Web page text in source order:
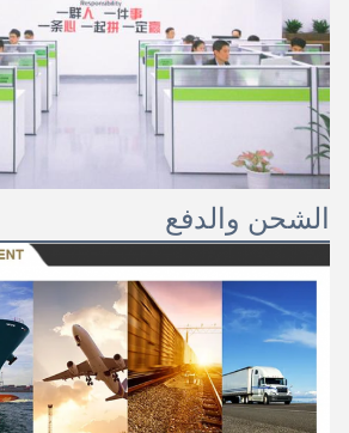
الشحن والدفع